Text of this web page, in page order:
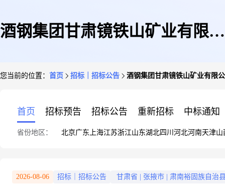
酒钢集团甘肃镜铁山矿业有限公
您当前的位置： 首页 招标｜招标公告 酒钢集团甘肃镜铁山矿业有限
首页 招标预告 招标公告 重新招标 中标通知
省份地区： 北京广东 上海江苏浙江山东湖北四川 河北河南天津山
2026-08-06 招标｜招标公告 甘肃省 张掖市 肃南裕固族自治